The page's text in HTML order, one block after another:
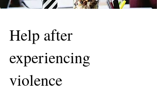
Help after
experiencing
violence